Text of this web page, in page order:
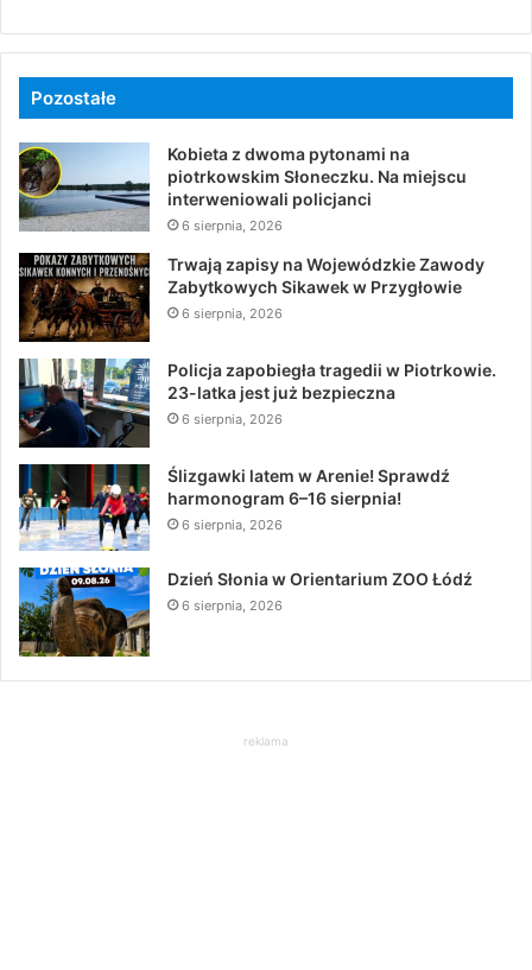
Pozostałe
Kobieta z dwoma pytonami na
piotrkowskim Słoneczku. Na miejscu
interweniowali policjanci
6 sierpnia, 2026
Trwają zapisy na Wojewódzkie Zawody
Zabytkowych Sikawek w Przygłowie
6 sierpnia, 2026
Policja zapobiegła tragedii w Piotrkowie.
23-latka jest już bezpieczna
6 sierpnia, 2026
Ślizgawki latem w Arenie! Sprawdź
harmonogram 6–16 sierpnia!
6 sierpnia, 2026
Dzień Słonia w Orientarium ZOO Łódź
6 sierpnia, 2026
reklama